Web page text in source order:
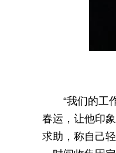
“我们的工
春运，让他印
求助，称自己